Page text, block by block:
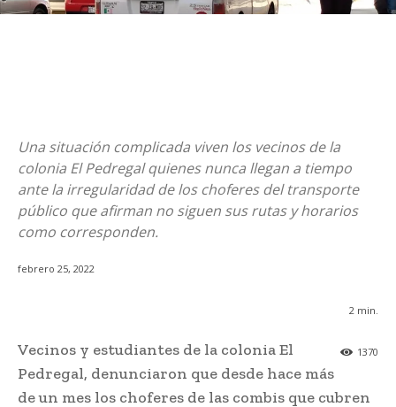
Una situación complicada viven los vecinos de la
colonia El Pedregal quienes nunca llegan a tiempo
ante la irregularidad de los choferes del transporte
público que afirman no siguen sus rutas y horarios
como corresponden.
febrero 25, 2022
2 min.
1370
Vecinos y estudiantes de la colonia El
Pedregal, denunciaron que desde hace más
de un mes los choferes de las combis que cubren